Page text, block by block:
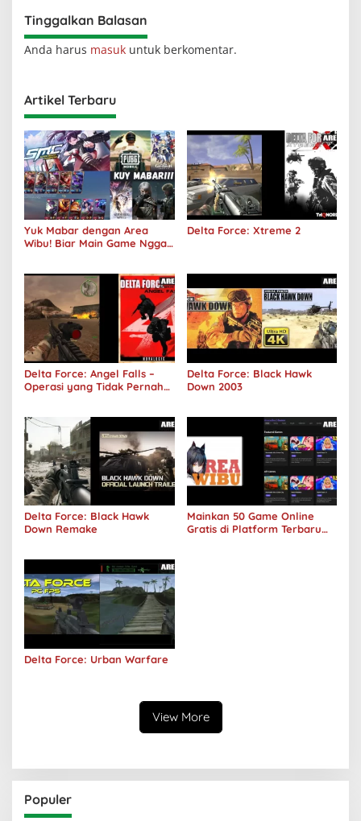
Tinggalkan Balasan
Anda harus masuk untuk berkomentar.
Artikel Terbaru
Yuk Mabar dengan Area
Wibu! Biar Main Game Nggak
Delta Force: Xtreme 2
Delta Force: Angel Falls –
Operasi yang Tidak Pernah
Delta Force: Black Hawk
Down 2003
Delta Force: Black Hawk
Down Remake
Mainkan 50 Game Online
Gratis di Platform Terbaru
Delta Force: Urban Warfare
View More
Populer